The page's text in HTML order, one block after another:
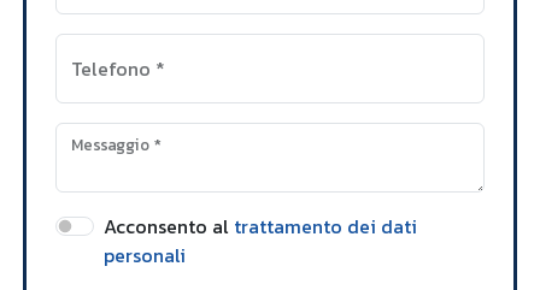
Telefono *
Messaggio*
Acconsento al trattamento dei dati
personali